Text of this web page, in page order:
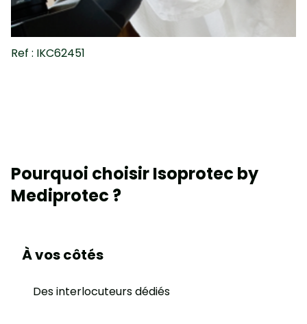
Ref : IKC62451
Pourquoi choisir Isoprotec by
Mediprotec ?
À vos côtés
Des interlocuteurs dédiés